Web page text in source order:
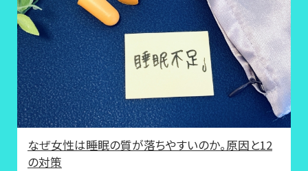
なぜ女性は睡眠の質が落ちやすいのか。原因と12
の対策